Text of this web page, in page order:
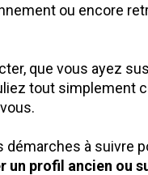
ou encore
que vous ayez
tout simplement
démarches à suivre
un profil ancien ou